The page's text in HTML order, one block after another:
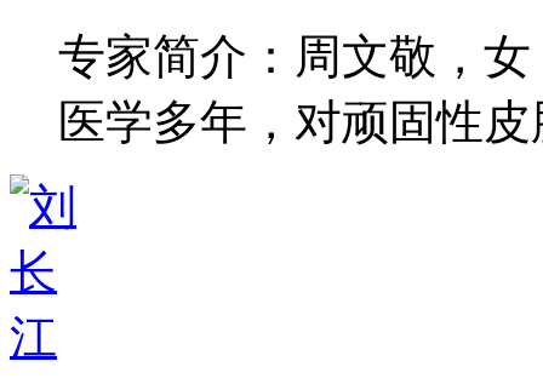
专家简介：周文敬，
医学多年，对顽固性皮